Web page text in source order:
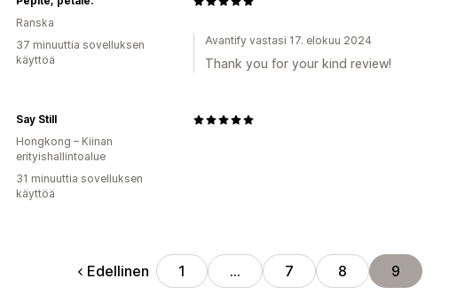
Ranska
37 minuuttia sovelluksen
käyttöä
Avantify vastasi 17. elokuu 2024
Thank you for your kind review!
Say Still
Hongkong – Kiinan
erityishallintoalue
31 minuuttia sovelluksen
käyttöä
Edellinen 1 … 7 8 9